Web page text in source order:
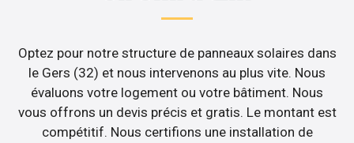
Optez pour notre structure de panneaux solaires dans
le Gers (32) et nous intervenons au plus vite. Nous
évaluons votre logement ou votre bâtiment. Nous
vous offrons un devis précis et gratis. Le montant est
compétitif. Nous certifions une installation de